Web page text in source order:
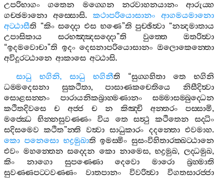
උපරිභාගං
ගතෙන මග‍්ගෙන නරවාහනයානං
ආරුය‍්හ
ගච‍්ඡමානො
අස‍්සොසි. කථාපරියොසානං
ආගමයමානො
අට‍්ඨාසීති “කිං සද‍්දො එස භණෙ”ති පුච‍්ඡිත්‍වා “නන්‍දමාතාය
උපාසිකාය
සරභඤ‍්ඤසද‍්දො”ති වුත‍්තෙ
ඔතරිත්‍වා
“ඉදමවොචා”ති ඉදං දෙසනාපරියොසානං ඔලොකෙන‍්තො
අවිදූරට‍්ඨානෙ ආකාසෙ අට‍්ඨාසි.
සාධු
භගිනි, සාධු භගිනීති “සුග‍්ගහිතා තෙ
භගිනි
ධම‍්මදෙසනා
සුකථිතා,පාසාණකචෙතියෙ
නිසීදිත්‍වා
සොළසන‍්නං
පාරායනිකබ්‍රාහ‍්මණානං
සම‍්මාසම‍්බුද‍්ධෙන
කථිතදිවසෙ
ච අජ‍්ජ ච න කිඤ‍්චි අන‍්තරං පස‍්සාමි,
මජ‍්ඣෙ
භින‍්නසුවණ‍්ණං විය තෙ සත්‍ථු කථිතෙන
සද‍්ධිං
සදිසමෙව
කථිත”න‍්ති වත්‍වා සාධුකාරං දදන‍්තො එවමාහ.
කො පනෙසො භද්‍රමුඛාති ඉමස‍්මිං සුසංවිහිතාරක‍්ඛට‍්ඨානෙ
එවං මහන‍්තෙන සද‍්දෙන කො නාමෙස,භද්‍රමුඛ,ලද‍්ධමුඛ,
කිං
නාගො සුපණ‍්ණො දෙවො මාරො
බ්‍රහ‍්මාති
සුවණ‍්ණපට‍්ටවණ‍්ණං
වාතපානං විවරිත්‍වා
විගතසාරජ‍්ජා